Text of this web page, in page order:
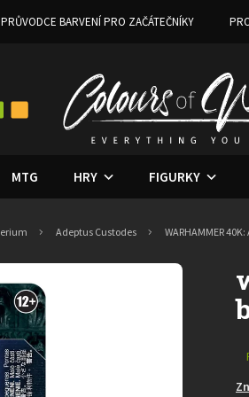
PRŮVODCE BARVENÍ PRO ZAČÁTEČNÍKY
MTG HRY FIGURKY
Adeptus Custodes WARHAMMER